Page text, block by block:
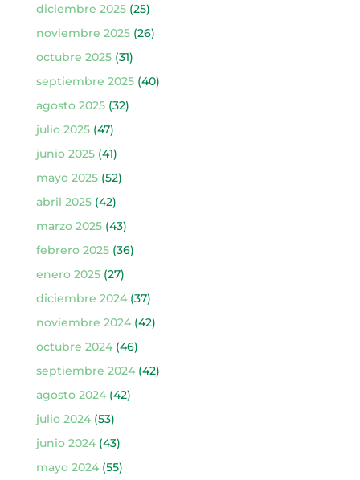
diciembre 2025(25)
noviembre 2025(26)
octubre 2025(31)
septiembre 2025(40)
agosto 2025(32)
julio 2025(47)
junio 2025(41)
mayo 2025(52)
abril 2025(42)
marzo 2025(43)
febrero 2025(36)
enero 2025(27)
diciembre 2024(37)
noviembre 2024(42)
octubre 2024(46)
septiembre 2024(42)
agosto 2024(42)
julio 2024(53)
junio 2024(43)
mayo 2024(55)